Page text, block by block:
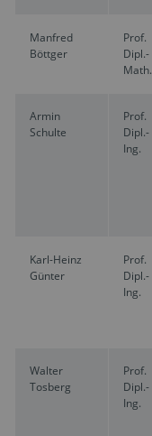
Manfred
Böttger
Prof.
Dipl.-
Math.
Armin
Schulte
Prof.
Dipl.-
Ing.
Karl-Heinz
Günter
Prof.
Dipl.-
Ing.
Walter
Tosberg
Prof.
Dipl.-
Ing.